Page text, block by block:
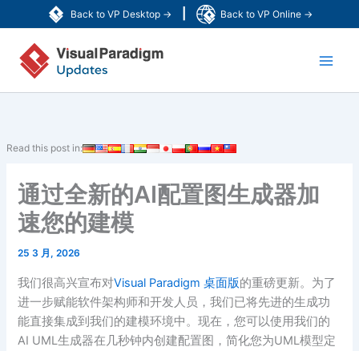
Back to VP Desktop → Back to VP Online →
至
Read this post in:
通过全新的AI配置图生成器加
速您的建模
25 3 月, 2026
我们很高兴宣布对Visual Paradigm 桌面版的重磅更新。为了
进一步赋能软件架构师和开发人员，我们已将先进的生成功
能直接集成到我们的建模环境中。现在，您可以使用我们的
AI UML生成器在几秒钟内创建配置图，简化您为UML模型定